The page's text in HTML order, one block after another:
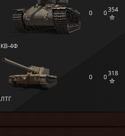
КВ-4Ф
0 0354
ЛТГ
0 0318